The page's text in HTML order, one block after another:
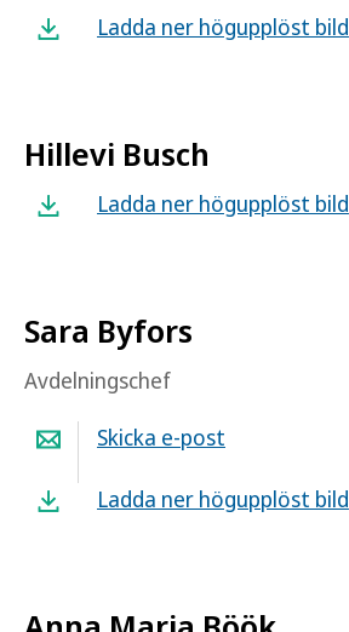
Ladda ner högupplöst bild
Hillevi Busch
Ladda ner högupplöst bild
Sara Byfors
Avdelningschef
Skicka e-post
Ladda ner högupplöst bild